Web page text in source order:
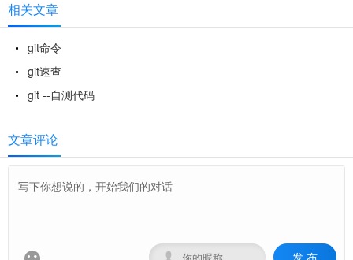
相关文章
git命令
git速查
git --自测代码
文章评论